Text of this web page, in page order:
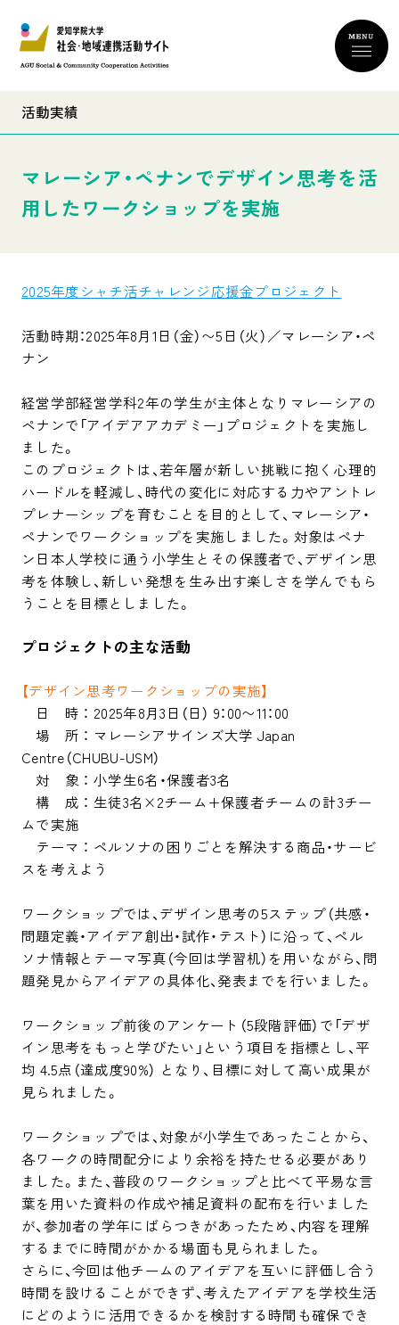
活動実績
マレーシア・ペナンでデザイン思考を活
用したワークショップを実施
2025年度シャチ活チャレンジ応援金プロジェクト
活動時期：2025年8月1日（金）〜5日（火）／マレーシア・ペ
ナン
経営学部経営学科2年の学生が主体となりマレーシアの
ペナンで「アイデアアカデミー」プロジェクトを実施し
ました。
このプロジェクトは、若年層が新しい挑戦に抱く心理的
ハードルを軽減し、時代の変化に対応する力やアントレ
プレナーシップを育むことを目的として、マレーシア・
ペナンでワークショップを実施しました。対象はペナ
ン日本人学校に通う小学生とその保護者で、デザイン思
考を体験し、新しい発想を生み出す楽しさを学んでもら
うことを目標としました。
プロジェクトの主な活動
【デザイン思考ワークショップの実施】
日　時 ： 2025年8月3日（日） 9：00〜11：00
場　所 ： マレーシアサインズ大学 Japan
Centre（CHUBU-USM）
対　象 ： 小学生6名・保護者3名
構　成 ： 生徒3名×2チーム+保護者チームの計3チー
ムで実施
テーマ ： ペルソナの困りごとを解決する商品・サービ
スを考えよう
ワークショップでは、デザイン思考の5ステップ（共感・
問題定義・アイデア創出・試作・テスト）に沿って、ペル
ソナ情報とテーマ写真（今回は学習机）を用いながら、問
題発見からアイデアの具体化、発表までを行いました。
ワークショップ前後のアンケート（5段階評価）で「デザ
イン思考をもっと学びたい」という項目を指標とし、平
均 4.5点（達成度90%） となり、目標に対して高い成果が
見られました。
ワークショップでは、対象が小学生であったことから、
各ワークの時間配分により余裕を持たせる必要があり
ました。また、普段のワークショップと比べて平易な言
葉を用いた資料の作成や補足資料の配布を行いました
が、参加者の学年にばらつきがあったため、内容を理解
するまでに時間がかかる場面も見られました。
さらに、今回は他チームのアイデアを互いに評価し合う
時間を設けることができず、考えたアイデアを学校生活
にどのように活用できるかを検討する時間も確保でき